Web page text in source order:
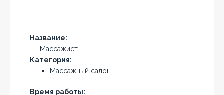
Название:
Массажист
Категория:
Массажный салон
Время работы: